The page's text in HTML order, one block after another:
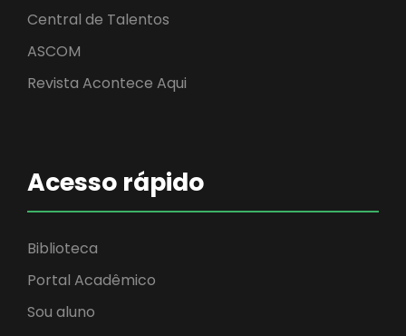
Central de Talentos
ASCOM
Revista Acontece Aqui
Acesso rápido
Biblioteca
Portal Acadêmico
Sou aluno